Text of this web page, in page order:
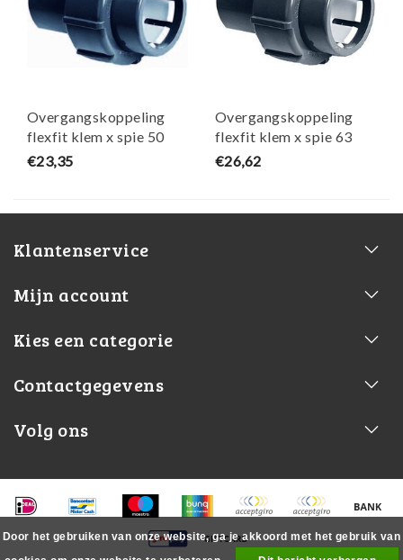
Overgangskoppeling
flexfit klem x spie 50
PN4
€23,35
Overgangskoppeling
flexfit klem x spie 63
PN4
€26,62
Klantenservice
Mijn account
Kies een categorie
Contactgegevens
Volg ons
Door het gebruiken van onze website, ga je akkoord met het gebruik van